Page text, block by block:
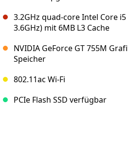
3.2GHz quad-core Intel Core
3.6GHz) mit 6MB L3 Cache
NVIDIA GeForce GT 755M
Speicher
802.11ac Wi-Fi
PCIe Flash SSD verfügbar